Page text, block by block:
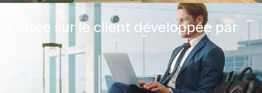
sur le client développée par